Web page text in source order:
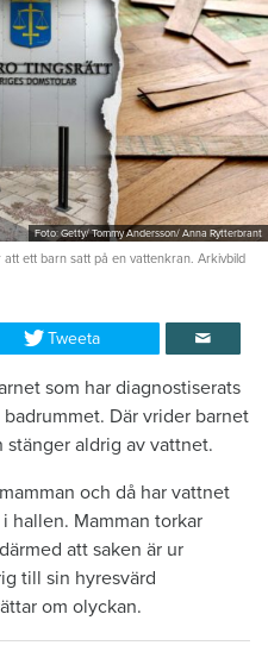
Foto: Getty/ Tommy Andersson/ Anna Rytterbrant
ett barn satt på en vattenkran. Arkivbild
Tweeta
som har diagnostiserats
Där vrider barnet
aldrig av vattnet.
och då har vattnet
hallen. Mamman torkar
att saken är ur
till sin hyresvärd
om olyckan.